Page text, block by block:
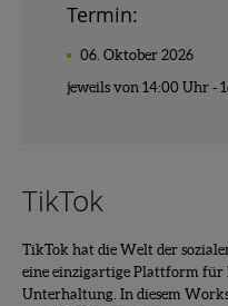
Termin:
06. Oktober 2026
jeweils von 14:00 Uhr -
TikTok
TikTok hat die Welt der
eine einzigartige Plattform für
Unterhaltung. In diesem